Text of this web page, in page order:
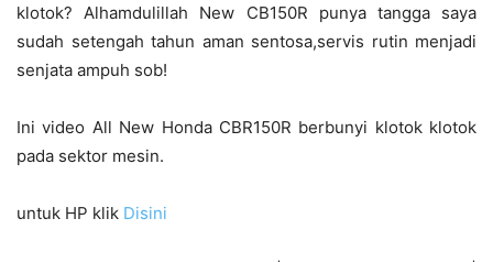
klotok? Alhamdulillah New CB150R punya tangga saya
sudah setengah tahun aman sentosa,servis rutin menjadi
senjata ampuh sob!
Ini video All New Honda CBR150R berbunyi klotok klotok
pada sektor mesin.
untuk HP klik Disini